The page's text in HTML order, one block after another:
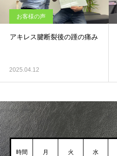
お客様の声
アキレス腱断裂後の踵の痛み
2025.04.12
時間 月 火 水